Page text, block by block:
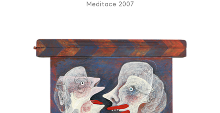
Meditace 2007